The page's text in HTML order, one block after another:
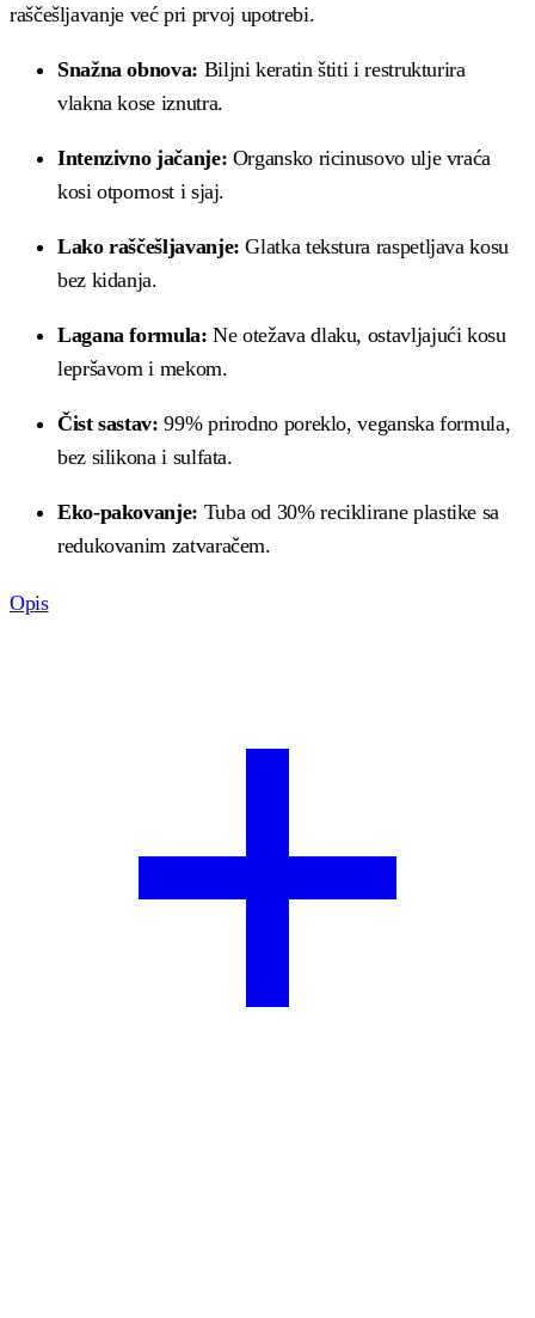
raščešljavanje već pri prvoj upotrebi.
Snažna obnova: Biljni keratin štiti i restrukturira
vlakna kose iznutra.
Intenzivno jačanje: Organsko ricinusovo ulje vraća
kosi otpornost i sjaj.
Lako raščešljavanje: Glatka tekstura raspetljava kosu
bez kidanja.
Lagana formula: Ne otežava dlaku, ostavljajući kosu
lepršavom i mekom.
Čist sastav: 99% prirodno poreklo, veganska formula,
bez silikona i sulfata.
Eko-pakovanje: Tuba od 30% reciklirane plastike sa
redukovanim zatvaračem.
Opis